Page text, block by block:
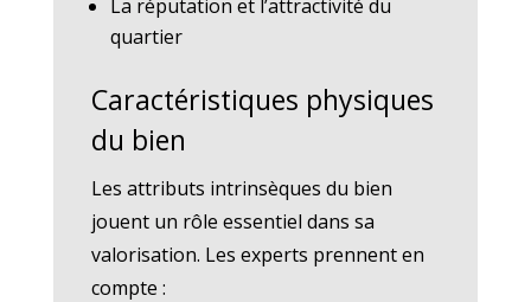
La réputation et l’attractivité du
quartier
Caractéristiques physiques
du bien
Les attributs intrinsèques du bien
jouent un rôle essentiel dans sa
valorisation. Les experts prennent en
compte :